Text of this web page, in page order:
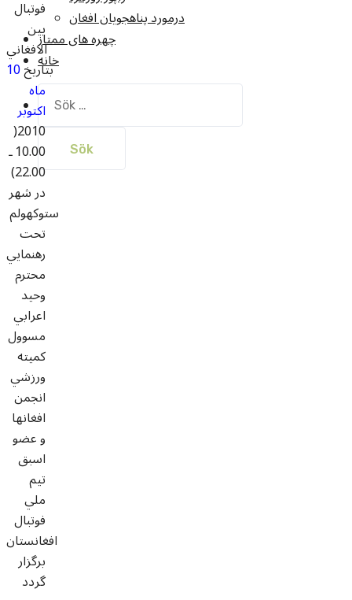
درمورد پناهجويان افغان
چهره های ممتاز
خانه
Sök
efter:
فوتبال
بين
الافغاني
بتاريخ10
ماه
اکتوبر
2010(
10.00 ـ
22.00)
در شهر
ستوکهولم
تحت
رهنمايي
محترم
وحيد
اعرابي
مسوول
کميته
ورزشي
انجمن
افغانها
و عضو
اسبق
تيم
ملي
فوتبال
افغانستان
برگزار
گردد